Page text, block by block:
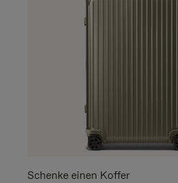
Schenke einen Koffer